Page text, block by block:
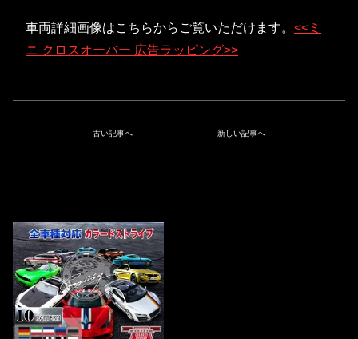
車両詳細画像はこちらからご覧いただけます。 <<ミ
ニ クロスオーバー 広告ラッピング>>
古い記事へ 新しい記事へ